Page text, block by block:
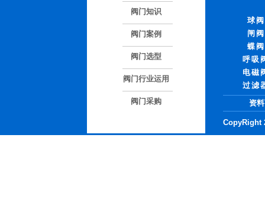
阀门知识
阀门案例
阀门选型
阀门行业运用
阀门采购
球阀
闸阀
蝶阀
呼吸
电磁
过滤
资